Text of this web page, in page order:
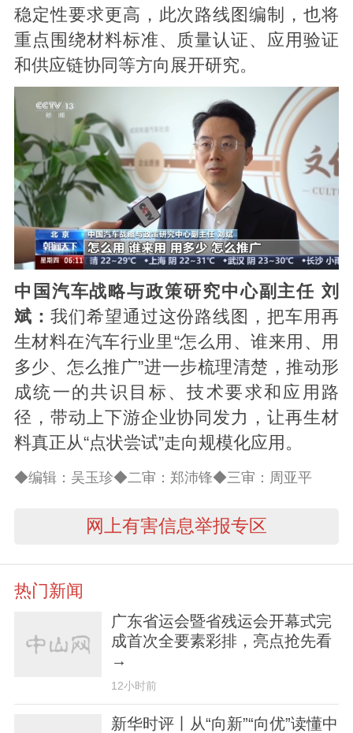
稳定性要求更高，此次路线图编制，也将
重点围绕材料标准、质量认证、应用验证
和供应链协同等方向展开研究。
中国汽车战略与政策研究中心副主任 刘
斌： 我们希望通过这份路线图，把车用再
生材料在汽车行业里“怎么用、谁来用、用
多少、怎么推广”进一步梳理清楚，推动形
成统一的共识目标、技术要求和应用路
径，带动上下游企业协同发力，让再生材
料真正从“点状尝试”走向规模化应用。
◆编辑：吴玉珍◆二审：郑沛锋◆三审：周亚平
网上有害信息举报专区
热门新闻
广东省运会暨省残运会开幕式完
成首次全要素彩排，亮点抢先看
→
12小时前
新华时评丨从“向新”“向优”读懂中